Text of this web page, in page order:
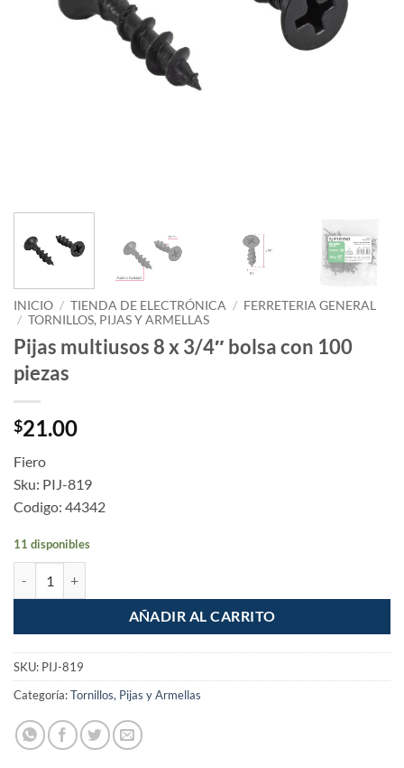
INICIO / TIENDA DE ELECTRÓNICA / FERRETERIA GENERAL
/ TORNILLOS, PIJAS Y ARMELLAS
Pijas multiusos 8 x 3/4″ bolsa con 100
piezas
$21.00
Fiero
Sku: PIJ-819
Codigo: 44342
11 disponibles
AÑADIR AL CARRITO
SKU: PIJ-819
Categoría:Tornillos, Pijas y Armellas